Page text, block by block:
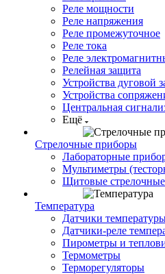
Реле мощности
Реле напряжения
Реле промежуточное
Реле тока
Реле
Релейная защита
Устройства дуговой
Устройства
Центральная
Ещё
Стрелочные приборы
Лабораторные
Мультиметры
Щитовые
Температура
Датчики
Датчики-реле
Пирометры и
Термометры
Терморегуляторы